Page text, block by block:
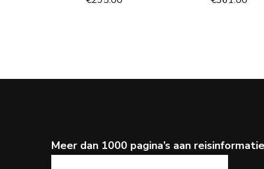
Meer dan 1000 pagina’s aan reisinformatie